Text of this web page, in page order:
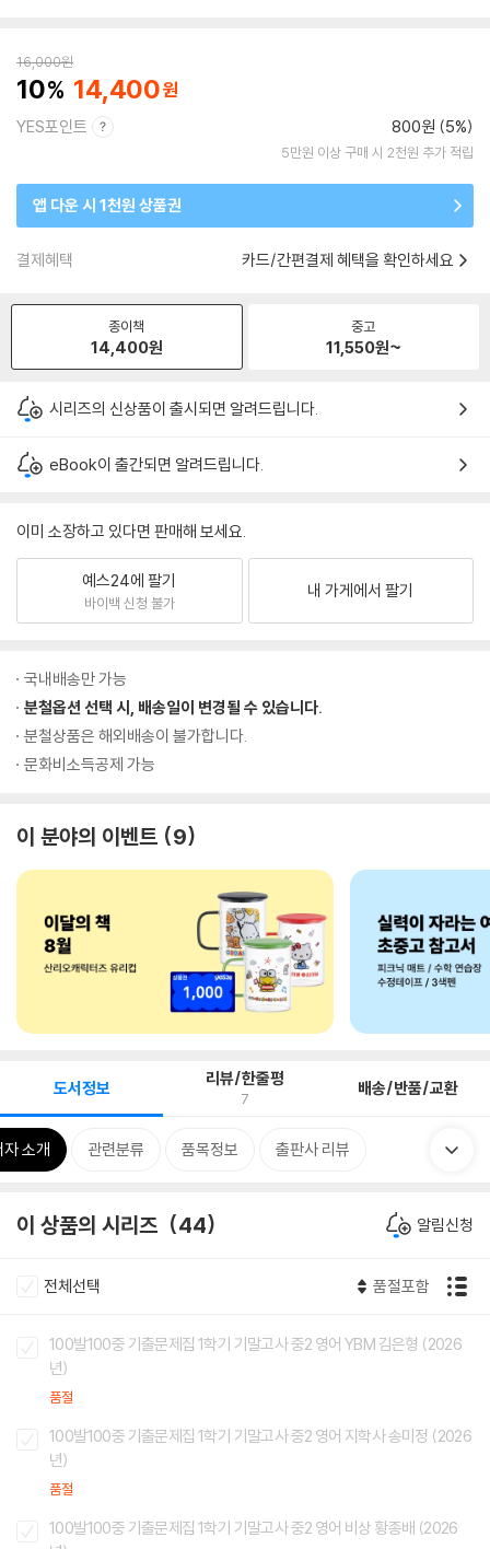
16,000원
10 14,400
YES포인트 800원 (5%)
5만원 이상 구매 시 2천원 추가 적립
앱 다운 시 1천원 상품권
결제혜택 카드/간편결제 혜택을 확인하세요
종이책
14,400원
중고
11,550원~
시리즈의 신상품이 출시되면 알려드립니다.
eBook이 출간되면 알려드립니다.
이미 소장하고 있다면 판매해 보세요.
예스24에 팔기
바이백 신청 불가
내 가게에서 팔기
국내배송만 가능
분철옵션 선택 시, 배송일이 변경될 수 있습니다.
분철상품은 해외배송이 불가합니다.
문화비소득공제 가능
이 분야의 이벤트 9
도서정보 리뷰/한줄평
7 배송/반품/교환
자 소개 관련분류 품목정보 출판사 리뷰
이 상품의 시리즈 44 알림신청
전체선택 품절포함
100발100중 기출문제집 1학기 기말고사 중2 영어 YBM 김은형 (2026
년)
품절
100발100중 기출문제집 1학기 기말고사 중2 영어 지학사 송미정 (2026
년)
품절
100발100중 기출문제집 1학기 기말고사 중2 영어 비상 황종배 (2026